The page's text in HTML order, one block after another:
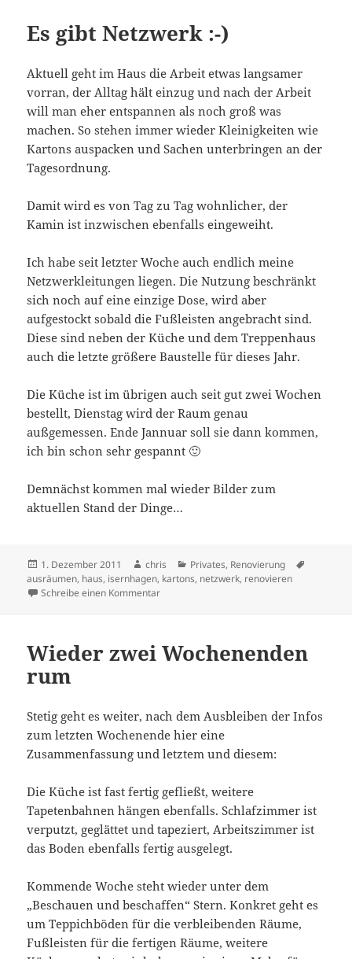
Es gibt Netzwerk :-)
Aktuell geht im Haus die Arbeit etwas langsamer
vorran, der Alltag hält einzug und nach der Arbeit
will man eher entspannen als noch groß was
machen. So stehen immer wieder Kleinigkeiten wie
Kartons auspacken und Sachen unterbringen an der
Tagesordnung.
Damit wird es von Tag zu Tag wohnlicher, der
Kamin ist inzwischen ebenfalls eingeweiht.
Ich habe seit letzter Woche auch endlich meine
Netzwerkleitungen liegen. Die Nutzung beschränkt
sich noch auf eine einzige Dose, wird aber
aufgestockt sobald die Fußleisten angebracht sind.
Diese sind neben der Küche und dem Treppenhaus
auch die letzte größere Baustelle für dieses Jahr.
Die Küche ist im übrigen auch seit gut zwei Wochen
bestellt, Dienstag wird der Raum genau
außgemessen. Ende Jannuar soll sie dann kommen,
ich bin schon sehr gespannt 🙂
Demnächst kommen mal wieder Bilder zum
aktuellen Stand der Dinge…
Veröffentlicht
am
1. Dezember 2011 Autor
chris Kategorien
Privates, Renovierung
ausräumen, haus, isernhagen, kartons, netzwerk, renovieren
Schreibe einen Kommentarzu Es gibt Netzwerk :-)
Wieder zwei Wochenenden
rum
Stetig geht es weiter, nach dem Ausbleiben der Infos
zum letzten Wochenende hier eine
Zusammenfassung und letztem und diesem:
Die Küche ist fast fertig gefließt, weitere
Tapetenbahnen hängen ebenfalls. Schlafzimmer ist
verputzt, geglättet und tapeziert, Arbeitszimmer ist
das Boden ebenfalls fertig ausgelegt.
Kommende Woche steht wieder unter dem
„Beschauen und beschaffen“ Stern. Konkret geht es
um Teppichböden für die verbleibenden Räume,
Fußleisten für die fertigen Räume, weitere